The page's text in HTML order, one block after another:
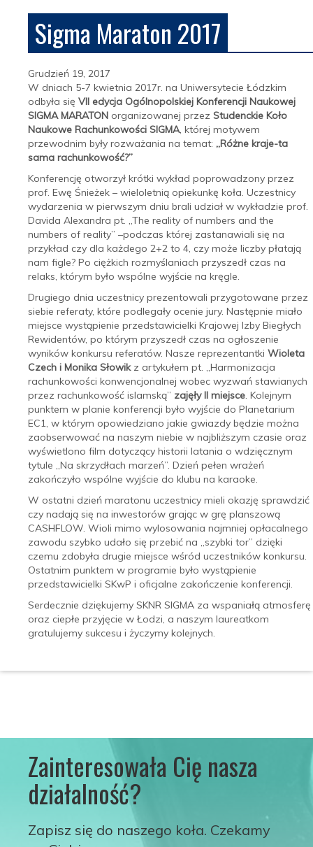
Sigma Maraton 2017
Grudzień 19, 2017
W dniach 5-7 kwietnia 2017r. na Uniwersytecie Łódzkim
odbyła się VII edycja Ogólnopolskiej Konferencji Naukowej
SIGMA MARATON organizowanej przez Studenckie Koło
Naukowe Rachunkowości SIGMA , której motywem
przewodnim były rozważania na temat: „Różne kraje-ta
sama rachunkowość?”
Konferencję otworzył krótki wykład poprowadzony przez
prof. Ewę Śnieżek – wieloletnią opiekunkę koła. Uczestnicy
wydarzenia w pierwszym dniu brali udział w wykładzie prof.
Davida Alexandra pt. „The reality of numbers and the
numbers of reality” –podczas której zastanawiali się na
przykład czy dla każdego 2+2 to 4, czy może liczby płatają
nam figle? Po ciężkich rozmyślaniach przyszedł czas na
relaks, którym było wspólne wyjście na kręgle.
Drugiego dnia uczestnicy prezentowali przygotowane przez
siebie referaty, które podlegały ocenie jury. Następnie miało
miejsce wystąpienie przedstawicielki Krajowej Izby Biegłych
Rewidentów, po którym przyszedł czas na ogłoszenie
wyników konkursu referatów. Nasze reprezentantki Wioleta
Czech i Monika Słowikz artykułem pt. „Harmonizacja
rachunkowości konwencjonalnej wobec wyzwań stawianych
przez rachunkowość islamską” zajęły II miejsce . Kolejnym
punktem w planie konferencji było wyjście do Planetarium
EC1, w którym opowiedziano jakie gwiazdy będzie można
zaobserwować na naszym niebie w najbliższym czasie oraz
wyświetlono film dotyczący historii latania o wdzięcznym
tytule „Na skrzydłach marzeń”. Dzień pełen wrażeń
zakończyło wspólne wyjście do klubu na karaoke.
W ostatni dzień maratonu uczestnicy mieli okazję sprawdzić
czy nadają się na inwestorów grając w grę planszową
CASHFLOW. Wioli mimo wylosowania najmniej opłacalnego
zawodu szybko udało się przebić na „szybki tor” dzięki
czemu zdobyła drugie miejsce wśród uczestników konkursu.
Ostatnim punktem w programie było wystąpienie
przedstawicielki SKwP i oficjalne zakończenie konferencji.
Serdecznie dziękujemy SKNR SIGMA za wspaniałą atmosferę
oraz ciepłe przyjęcie w Łodzi, a naszym laureatkom
gratulujemy sukcesu i życzymy kolejnych.
Zainteresowała Cię nasza
działalność?
Zapisz się do naszego koła. Czekamy